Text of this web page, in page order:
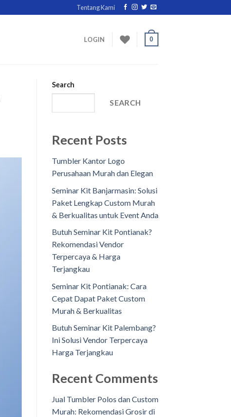
Tentang Kami
LOGIN 0
Search
SEARCH
Recent Posts
Tumbler Kantor Logo
Perusahaan Murah dan Elegan
Seminar Kit Banjarmasin: Solusi
Paket Lengkap Custom Murah
& Berkualitas untuk Event Anda
Butuh Seminar Kit Pontianak?
Rekomendasi Vendor
Terpercaya & Harga
Terjangkau
Seminar Kit Pontianak: Cara
Cepat Dapat Paket Custom
Murah & Berkualitas
Butuh Seminar Kit Palembang?
Ini Solusi Vendor Terpercaya
Harga Terjangkau
Recent Comments
Jual Tumbler Polos dan Custom
Murah: Rekomendasi Grosir di